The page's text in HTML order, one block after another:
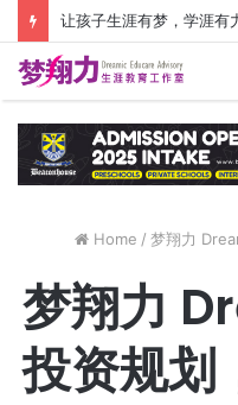
Home / 梦翔力
梦翔力
投资规划